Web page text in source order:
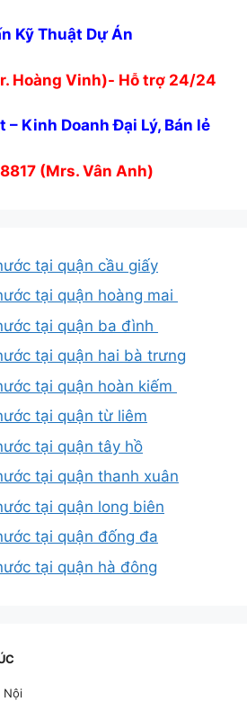
Kỹ Thuật Dự Án
Hoàng Vinh)- Hỗ trợ 24/24
– Kinh Doanh Đại Lý, Bán lẻ
(Mrs. Vân Anh)
tại quận cầu giấy
tại quận hoàng mai
tại quận ba đình
tại quận hai bà trưng
tại quận hoàn kiếm
tại quận từ liêm
tại quận tây hồ
tại quận thanh xuân
tại quận long biên
tại quận đống đa
tại quận hà đông
Nội